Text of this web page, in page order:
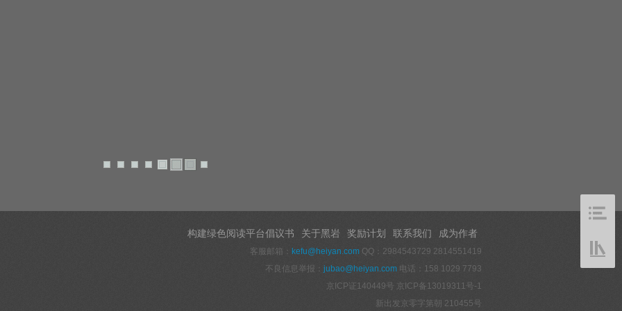
构建绿色阅读平台倡议书 关于黑岩 奖励计划 联系我们 成为作者
客服邮箱： kefu@heiyan.com QQ：2984543729 2814551419
不良信息举报： jubao@heiyan.com 电话：158 1029 7793
京ICP证140449号 京ICP备13019311号-1
新出发京零字第朝 210455号